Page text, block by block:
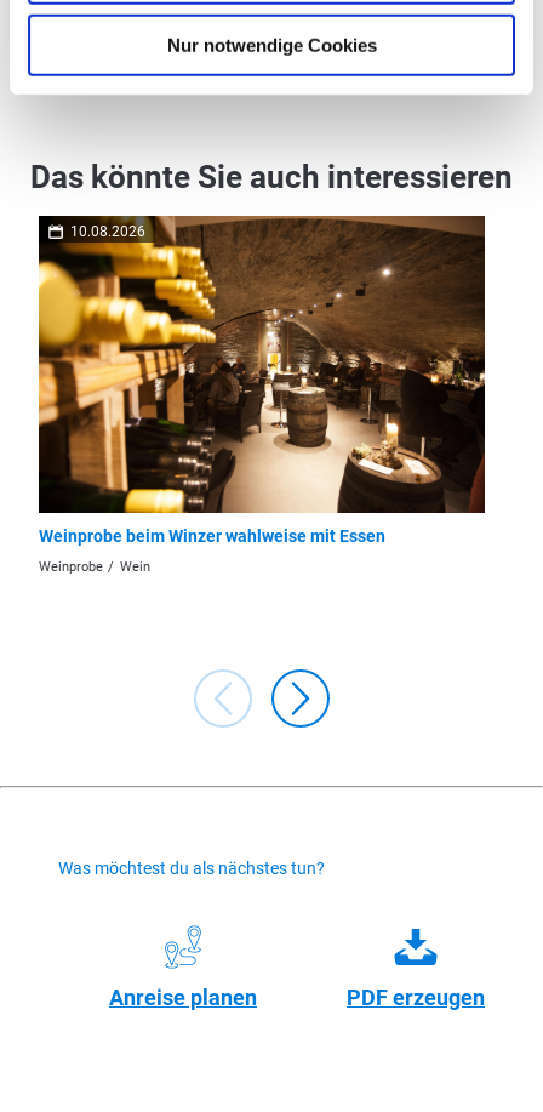
Nur notwendige Cookies
Preisinformationen
Das könnte Sie auch interessieren
10.08.2026
Weinprobe beim Winzer wahlweise mit Essen
Weinprobe Wein
Was möchtest du als nächstes tun?
Anreise planen PDF erzeugen